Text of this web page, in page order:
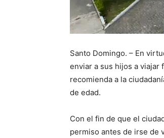
Santo Domingo. – En
enviar a sus hijos a viajar
recomienda a la
de edad.
Con el fin de que el
permiso antes de irse de